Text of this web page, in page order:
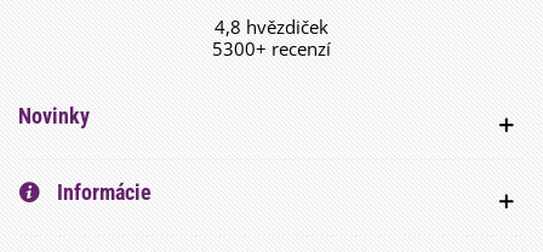
4,8 hvězdiček
5300+ recenzí
Novinky
Informácie